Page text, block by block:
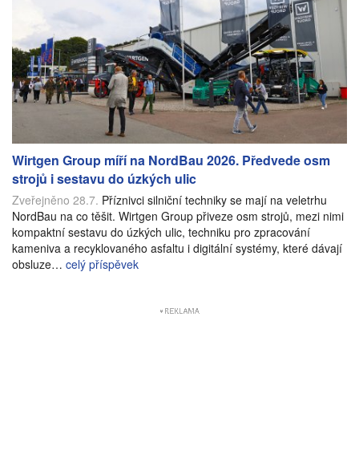
Wirtgen Group míří na NordBau 2026. Předvede osm
strojů i sestavu do úzkých ulic
Zveřejněno 28.7. Příznivci silniční techniky se mají na veletrhu
NordBau na co těšit. Wirtgen Group přiveze osm strojů, mezi nimi
kompaktní sestavu do úzkých ulic, techniku pro zpracování
kameniva a recyklovaného asfaltu i digitální systémy, které dávají
obsluze… celý příspěvek